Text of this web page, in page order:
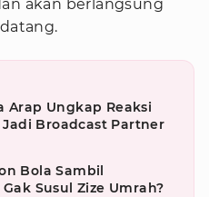
akan berlangsung
Arap Ungkap Reaksi
Broadcast Partner
Bola Sambil
Susul Zize Umrah?